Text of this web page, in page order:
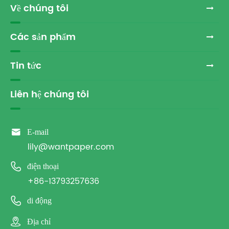
Về chúng tôi
Các sản phẩm
Tin tức
Liên hệ chúng tôi
 E-mail
lily@wantpaper.com
 điện thoại
+86-13793257636
 di động
 Địa chỉ